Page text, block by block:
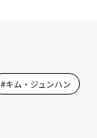
#キム・ジュンハン